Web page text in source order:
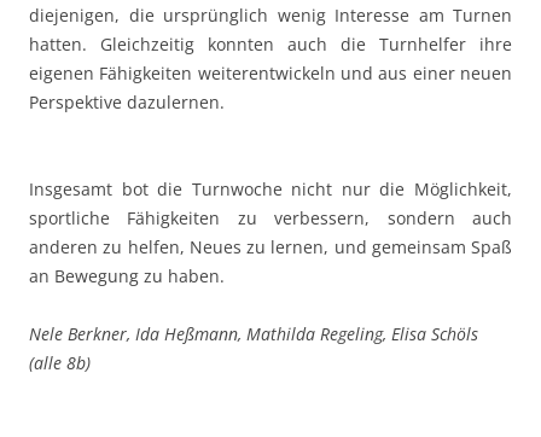
diejenigen, die ursprünglich wenig Interesse am Turnen
hatten. Gleichzeitig konnten auch die Turnhelfer ihre
eigenen Fähigkeiten weiterentwickeln und aus einer neuen
Perspektive dazulernen.
Insgesamt bot die Turnwoche nicht nur die Möglichkeit,
sportliche Fähigkeiten zu verbessern, sondern auch
anderen zu helfen, Neues zu lernen, und gemeinsam Spaß
an Bewegung zu haben.
Nele Berkner, Ida Heßmann, Mathilda Regeling, Elisa Schöls
(alle 8b)